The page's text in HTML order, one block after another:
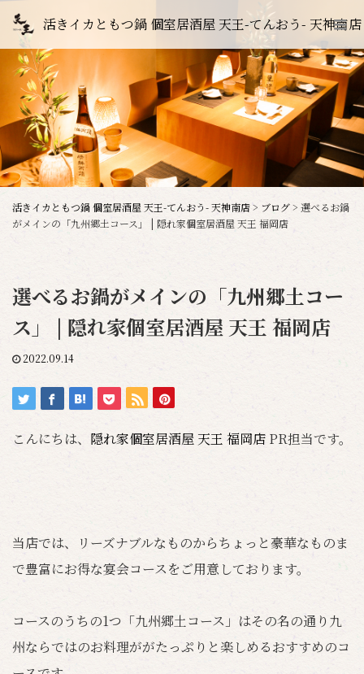
活きイカともつ鍋 個室居酒屋 天王-てんおう- 天神南店
活きイカともつ鍋 個室居酒屋 天王-てんおう- 天神南店> ブログ> 選べるお鍋
がメインの「九州郷土コース」 | 隠れ家個室居酒屋 天王 福岡店
選べるお鍋がメインの「九州郷土コー
ス」 | 隠れ家個室居酒屋 天王 福岡店
2022.09.14
こんにちは、 隠れ家個室居酒屋 天王 福岡店 PR担当です。
当店では、リーズナブルなものからちょっと豪華なものま
で豊富にお得な宴会コースをご用意しております。
コースのうちの1つ「九州郷土コース」はその名の通り九
州ならではのお料理ががたっぷりと楽しめるおすすめのコ